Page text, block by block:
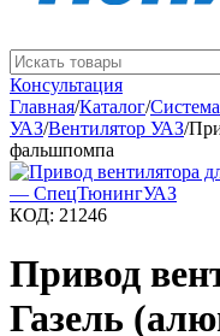
Консультация
Главная/Каталог/
УАЗ/Вентилятор УАЗ/
фальшпомпа
КОД: 21246
Привод
Газель